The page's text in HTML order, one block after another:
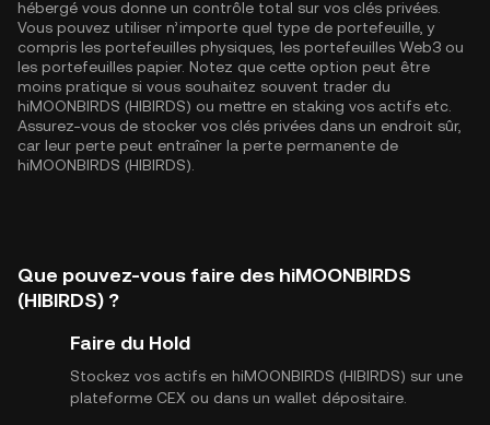
hébergé vous donne un contrôle total sur vos clés privées.
Vous pouvez utiliser n’importe quel type de portefeuille, y
compris les portefeuilles physiques, les portefeuilles Web3 ou
les portefeuilles papier. Notez que cette option peut être
moins pratique si vous souhaitez souvent trader du
hiMOONBIRDS (HIBIRDS) ou mettre en staking vos actifs etc.
Assurez-vous de stocker vos clés privées dans un endroit sûr,
car leur perte peut entraîner la perte permanente de
hiMOONBIRDS (HIBIRDS).
Que pouvez-vous faire des hiMOONBIRDS
(HIBIRDS) ?
Faire du Hold
Stockez vos actifs en hiMOONBIRDS (HIBIRDS) sur une
plateforme CEX ou dans un wallet dépositaire.